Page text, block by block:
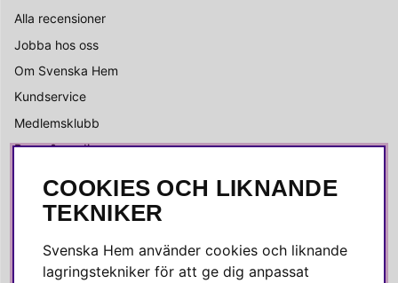
Alla recensioner
Jobba hos oss
Om Svenska Hem
Kundservice
Medlemsklubb
Press & media
SOCIALA MEDIER
Instagram
COOKIES OCH LIKNANDE
TEKNIKER
Svenska Hem använder cookies och liknande
lagringstekniker för att ge dig anpassat